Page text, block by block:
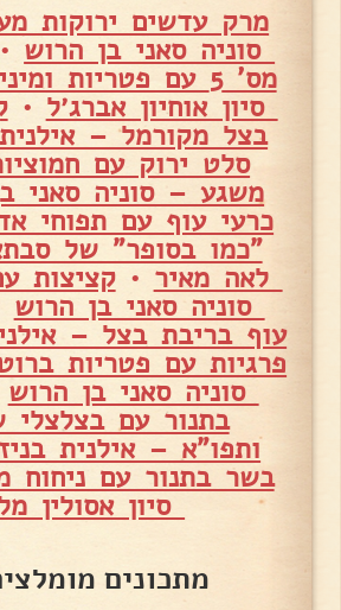
מרק עדשים ירוקות
סוניה סאני בן הרוש
מס' 5 עם פטריות
סיון אוחיון אברג׳ל •
בצל מקורמל – אילנית
סלט ירוק עם
משגע – סוניה סאני
כרעי עוף עם תפוחי
"כמו בסופר" של
לאה מאיר •קציצות
סוניה סאני בן הרוש
עוף בריבת בצל –
פרגיות עם פטריות
סוניה סאני בן הרוש
בתנור עם בצלצלי
ותפו"א – אילנית
בשר בתנור עם ניחוח
סיון אסולין
מתכונים